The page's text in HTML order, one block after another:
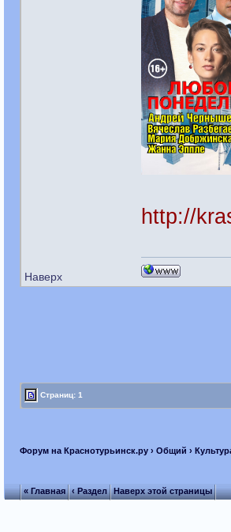
http://
Наверх
Страниц: 1
Форум на Краснотурьинск.ру› Общий ›
« Главная ‹ Раздел Наверх этой страницы